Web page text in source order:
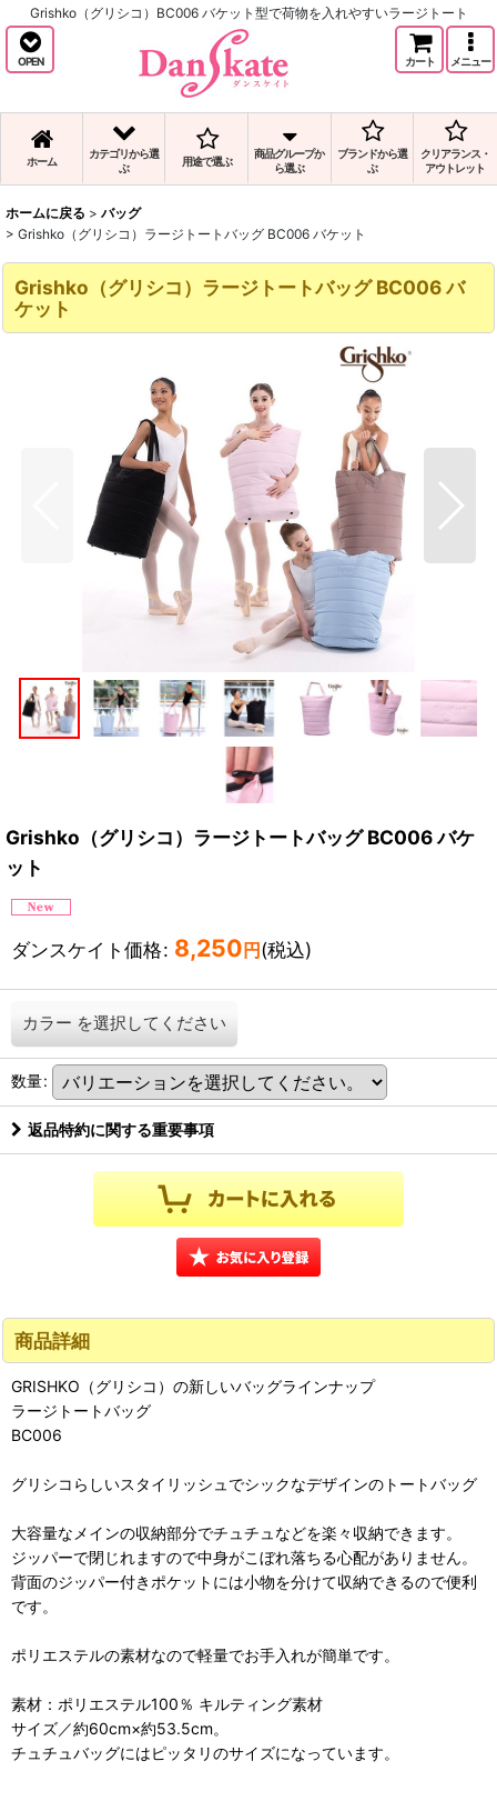
Grishko（グリシコ）BC006 バケット型で荷物を入れやすいラージトート
OPEN カート メニュー
ホーム
カテゴリから選
ぶ
用途で選ぶ
商品グループか
ら選ぶ
ブランドから選
ぶ
クリアランス・
アウトレット
ホームに戻る > バッグ
> Grishko（グリシコ）ラージトートバッグ BC006 バケット
Grishko（グリシコ）ラージトートバッグ BC006 バ
ケット
Grishko（グリシコ）ラージトートバッグ BC006 バケ
ット
ダンスケイト価格: 8,250 円 (税込)
カラー を選択してください
数量:
返品特約に関する重要事項
商品詳細
GRISHKO（グリシコ）の新しいバッグラインナップ
ラージトートバッグ
BC006
グリシコらしいスタイリッシュでシックなデザインのトートバッグ
大容量なメインの収納部分でチュチュなどを楽々収納できます。
ジッパーで閉じれますので中身がこぼれ落ちる心配がありません。
背面のジッパー付きポケットには小物を分けて収納できるので便利
です。
ポリエステルの素材なので軽量でお手入れが簡単です。
素材：ポリエステル100％ キルティング素材
サイズ／約60cm×約53.5cm。
チュチュバッグにはピッタリのサイズになっています。